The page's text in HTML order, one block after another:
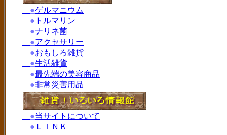
●ゲルマニウム
● トルマリン
●ナリネ菌
●アクセサリー
●おもしろ雑貨
●生活雑貨
●最先端の美容商品
●非常災害用品
●当サイトについて
● ＬＩＮＫ